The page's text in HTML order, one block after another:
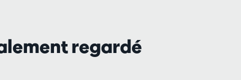
regardé